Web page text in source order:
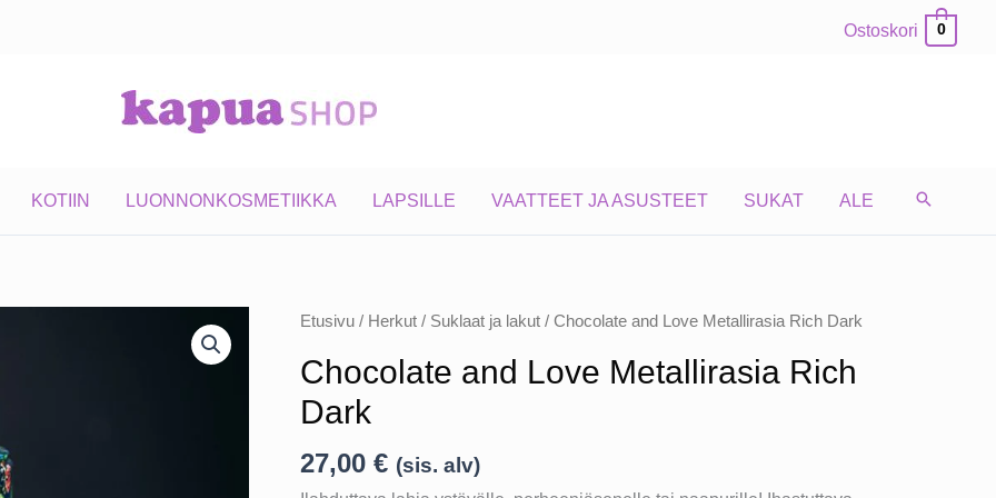
Ostoskori 0
KOTIIN LUONNONKOSMETIIKKA LAPSILLE VAATTEET JA ASUSTEET SUKAT ALE
Etusivu/ Herkut/ Suklaat ja lakut/ Chocolate and Love Metallirasia Rich Dark
Chocolate and Love Metallirasia Rich
Dark
27,00 € (sis. alv)